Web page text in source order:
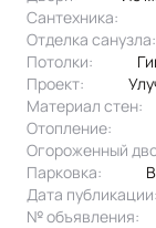
Сантехника:
Отделка санузла:
Потолки:
Проект:
Материал стен:
Отопление:
Огороженный
Парковка:
Дата публикации:
№ объявления: